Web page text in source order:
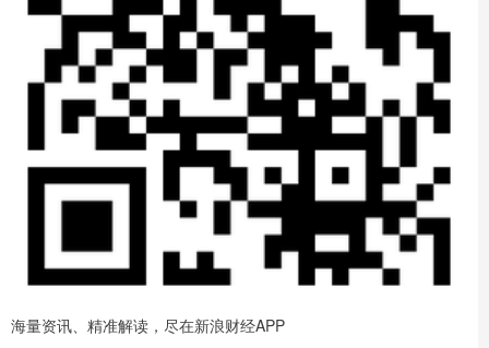
海量资讯、精准解读，尽在新浪财经APP